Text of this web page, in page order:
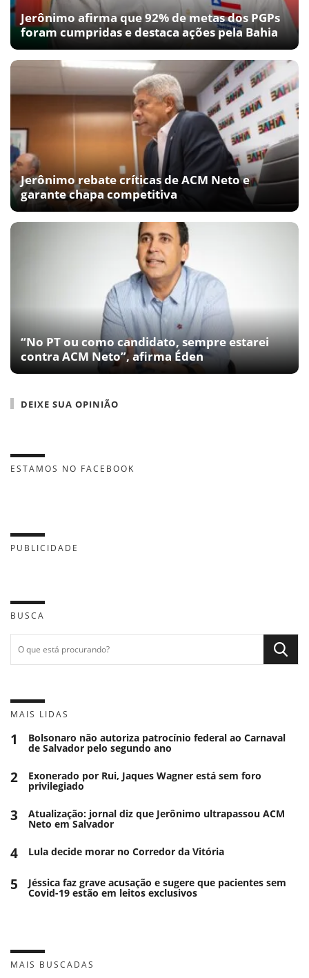
Jerônimo afirma que 92% de metas dos PGPs
foram cumpridas e destaca ações pela Bahia
Jerônimo rebate críticas de ACM Neto e
garante chapa competitiva
“No PT ou como candidato, sempre estarei
contra ACM Neto”, afirma Éden
DEIXE SUA OPINIÃO
ESTAMOS NO FACEBOOK
PUBLICIDADE
BUSCA
MAIS LIDAS
1 Bolsonaro não autoriza patrocínio federal ao Carnaval
de Salvador pelo segundo ano
2 Exonerado por Rui, Jaques Wagner está sem foro
privilegiado
3 Atualização: jornal diz que Jerônimo ultrapassou ACM
Neto em Salvador
4 Lula decide morar no Corredor da Vitória
5 Jéssica faz grave acusação e sugere que pacientes sem
Covid-19 estão em leitos exclusivos
MAIS BUSCADAS